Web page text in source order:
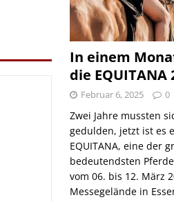
In einem
die EQUITANA
Februar 6, 2025 0
Zwei Jahre mussten
gedulden, jetzt ist es
EQUITANA, eine der
bedeutendsten
vom 06. bis 12. März
Messegelände in